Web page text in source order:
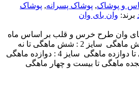
و پوشاک, پوشاک پسرانه, پوشاک
برند: وان بای وان
بای وان طرح خرس و قلب بر اساس ماه
: سایز 1 : سه ماهگی تا شش ماهگی سایز 2 : شش ماهگی تا نه
ماهگی سایز 3 : نه ماهگی تا دوازده ماهگی سایز 4 : دوازده ماهگی